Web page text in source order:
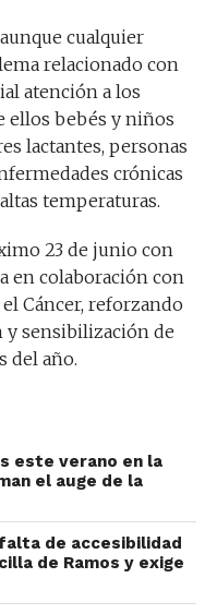
cualquier
relacionado con
atención a los
ellos bebés y niños
lactantes, personas
crónicas
temperaturas.
23 de junio con
en colaboración con
Cáncer, reforzando
y sensibilización de
del año.
este verano en la
el auge de la
falta de accesibilidad
de Ramos y exige